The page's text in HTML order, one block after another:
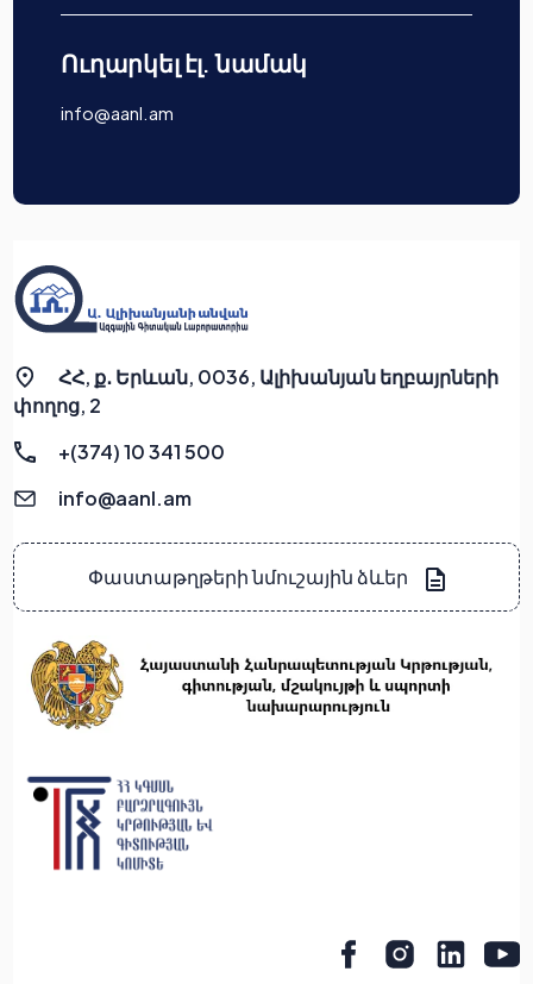
Ուղարկել էլ. նամակ
info@aanl.am
ՀՀ, ք․ Երևան, 0036, Ալիխանյան եղբայրների
փողոց, 2
+(374) 10 341 500
info@aanl.am
Փաստաթղթերի նմուշային ձևեր